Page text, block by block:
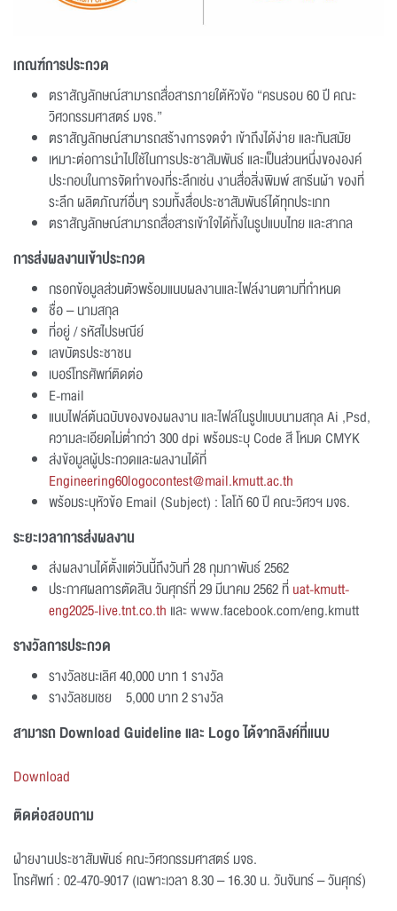
เกณฑ์การประกวด
ตราสัญลักษณ์สามารถสื่อสารภายใต้หัวข้อ “ครบรอบ 60 ปี คณะ
วิศวกรรมศาสตร์ มจธ.”
ตราสัญลักษณ์สามารถสร้างการจดจำ เข้าถึงได้ง่าย และทันสมัย
เหมาะต่อการนำไปใช้ในการประชาสัมพันธ์ และเป็นส่วนหนึ่งขององค์
ประกอบในการจัดทำของที่ระลึกเช่น งานสื่อสิ่งพิมพ์ สกรีนผ้า ของที่
ระลึก ผลิตภัณฑ์อื่นๆ รวมทั้งสื่อประชาสัมพันธ์ได้ทุกประเภท
ตราสัญลักษณ์สามารถสื่อสารเข้าใจได้ทั้งในรูปแบบไทย และสากล
การส่งผลงานเข้าประกวด
กรอกข้อมูลส่วนตัวพร้อมแนบผลงานและไฟล์งานตามที่กำหนด
ชื่อ – นามสกุล
ที่อยู่ / รหัสไปรษณีย์
เลขบัตรประชาชน
เบอร์โทรศัพท์ติดต่อ
E-mail
แนบไฟล์ต้นฉบับของของผลงาน และไฟล์ในรูปแบบนามสกุล Ai ,Psd,
ความละเอียดไม่ต่ำกว่า 300 dpi พร้อมระบุ Code สี โหมด CMYK
ส่งข้อมูลผู้ประกวดและผลงานได้ที่
Engineering60logocontest@mail.kmutt.ac.th
พร้อมระบุหัวข้อ Email (Subject) : โลโก้ 60 ปี คณะวิศวฯ มจธ.
ระยะเวลาการส่งผลงาน
ส่งผลงานได้ตั้งแต่วันนี้ถึงวันที่ 28 กุมภาพันธ์ 2562
ประกาศผลการตัดสิน วันศุกร์ที่ 29 มีนาคม 2562 ที่uat-kmutt-
eng2025-live.tnt.co.th และ www.facebook.com/eng.kmutt
รางวัลการประกวด
รางวัลชนะเลิศ 40,000 บาท 1 รางวัล
รางวัลชมเชย 5,000 บาท 2 รางวัล
สามารถ Download Guideline และ Logo ได้จากลิงค์ที่แนบ
Download
ติดต่อสอบถาม
ฝ่ายงานประชาสัมพันธ์ คณะวิศวกรรมศาสตร์ มจธ.
โทรศัพท์ : 02-470-9017 (เฉพาะเวลา 8.30 – 16.30 น. วันจันทร์ – วันศุกร์)